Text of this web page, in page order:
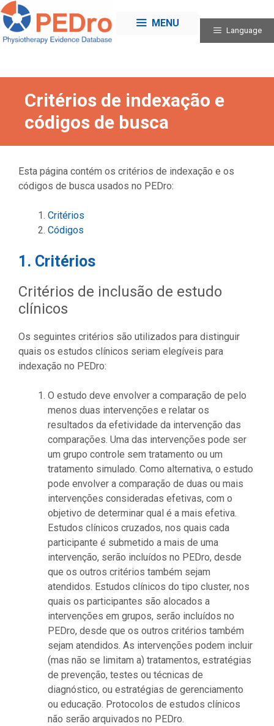
Skip
to
content
MENU
Language
Critérios de indexação e
códigos de busca
Esta página contém os critérios de indexação e os
códigos de busca usados no PEDro:
Critérios
Códigos
1. Critérios
Critérios de inclusão de estudo
clínicos
Os seguintes critérios são utilizados para distinguir
quais os estudos clínicos seriam elegíveis para
indexação no PEDro:
O estudo deve envolver a comparação de pelo
menos duas intervenções e relatar os
resultados da efetividade da intervenção das
comparações. Uma das intervenções pode ser
um grupo controle sem tratamento ou um
tratamento simulado. Como alternativa, o estudo
pode envolver a comparação de duas ou mais
intervenções consideradas efetivas, com o
objetivo de determinar qual é a mais efetiva.
Estudos clínicos cruzados, nos quais cada
participante é submetido a mais de uma
intervenção, serão incluídos no PEDro, desde
que os outros critérios também sejam
atendidos. Estudos clínicos do tipo cluster, nos
quais os participantes são alocados a
intervenções em grupos, serão incluídos no
PEDro, desde que os outros critérios também
sejam atendidos. As intervenções podem incluir
(mas não se limitam a) tratamentos, estratégias
de prevenção, testes ou técnicas de
diagnóstico, ou estratégias de gerenciamento
ou educação. Protocolos de estudos clínicos
não serão arquivados no PEDro.